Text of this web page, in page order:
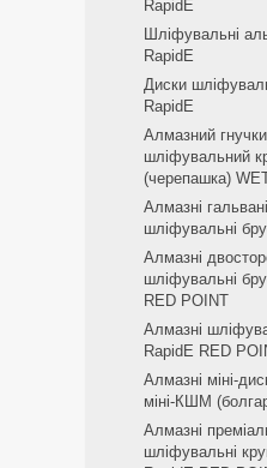
RapidE
Шліфувальні
RapidE
Диски
RapidE
Алмазний
шліфувальний
(черепашка)
Алмазні
шліфувальні
Алмазні
шліфувальні
RED POINT
Алмазні
RapidE RED
Алмазні міні-
міні-КШМ
Алмазні
шліфувальні